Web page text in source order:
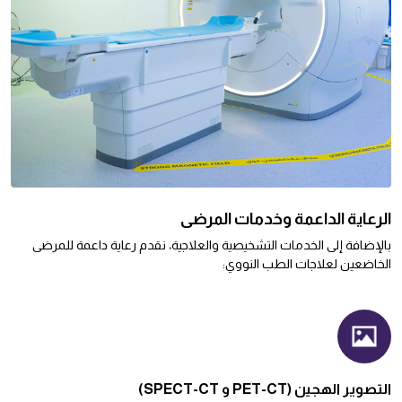
الرعاية الداعمة وخدمات المرضى
بالإضافة إلى الخدمات التشخيصية والعلاجية، نقدم رعاية داعمة للمرضى
الخاضعين لعلاجات الطب النووي:
التصوير الهجين (PET-CT و SPECT-CT)